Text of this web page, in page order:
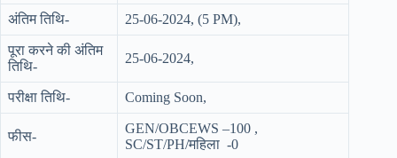
अंतिम तिथि- 25-06-2024, (5 PM),
पूरा करने की अंतिम
तिथि-
25-06-2024,
परीक्षा तिथि- Coming Soon,
फीस-
GEN/OBCEWS –100 ,
SC/ST/PH/महिला -0